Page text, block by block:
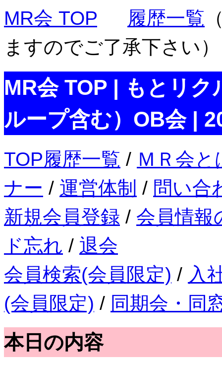
MR会 TOP 履歴一覧
ますのでご了承下さい）
MR会 TOP | もとリ
ループ含む）OB会 |
TOP履歴一覧 / ＭＲ会と
ナー / 運営体制 / 問い合
新規会員登録 / 会員情報
ド忘れ / 退会
会員検索(会員限定) / 入
(会員限定) / 同期会・同
本日の内容